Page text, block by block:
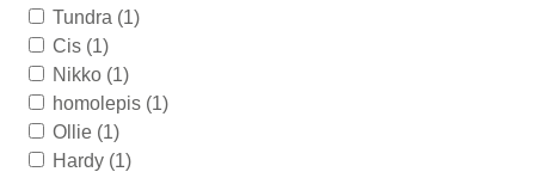
Tundra (1)
Cis (1)
Nikko (1)
homolepis (1)
Ollie (1)
Hardy (1)